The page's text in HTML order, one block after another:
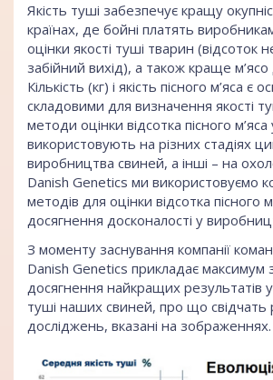
Якість туші забезпечує кращу
країнах, де бойні платять
оцінки якості туші тварин (відсоток
забійний вихід), а також краще м’ясо
Кількість (кг) і якість пісного м’яса є
складовими для визначення якості
методи оцінки відсотка пісного
використовують на різних стадіях
виробництва свиней, а інші – на
Danish Genetics ми використовуємо
методів для оцінки відсотка пісного
досягнення досконалості у
З моменту заснування компанії
Danish Genetics прикладає максимум
досягнення найкращих результатів у
туші наших свиней, про що свідчать
досліджень, вказані на зображеннях.